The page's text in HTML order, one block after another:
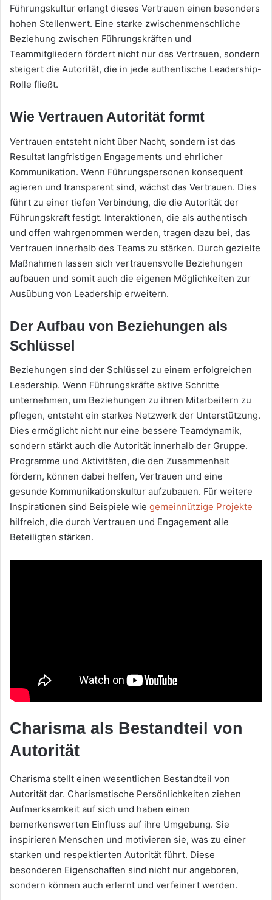
Führungskultur erlangt dieses Vertrauen einen besonders
hohen Stellenwert. Eine starke zwischenmenschliche
Beziehung zwischen Führungskräften und
Teammitgliedern fördert nicht nur das Vertrauen, sondern
steigert die Autorität, die in jede authentische Leadership-
Rolle fließt.
Wie Vertrauen Autorität formt
Vertrauen entsteht nicht über Nacht, sondern ist das
Resultat langfristigen Engagements und ehrlicher
Kommunikation. Wenn Führungspersonen konsequent
agieren und transparent sind, wächst das Vertrauen. Dies
führt zu einer tiefen Verbindung, die die Autorität der
Führungskraft festigt. Interaktionen, die als authentisch
und offen wahrgenommen werden, tragen dazu bei, das
Vertrauen innerhalb des Teams zu stärken. Durch gezielte
Maßnahmen lassen sich vertrauensvolle Beziehungen
aufbauen und somit auch die eigenen Möglichkeiten zur
Ausübung von Leadership erweitern.
Der Aufbau von Beziehungen als
Schlüssel
Beziehungen sind der Schlüssel zu einem erfolgreichen
Leadership. Wenn Führungskräfte aktive Schritte
unternehmen, um Beziehungen zu ihren Mitarbeitern zu
pflegen, entsteht ein starkes Netzwerk der Unterstützung.
Dies ermöglicht nicht nur eine bessere Teamdynamik,
sondern stärkt auch die Autorität innerhalb der Gruppe.
Programme und Aktivitäten, die den Zusammenhalt
fördern, können dabei helfen, Vertrauen und eine
gesunde Kommunikationskultur aufzubauen. Für weitere
Inspirationen sind Beispiele wie gemeinnützige Projekte
hilfreich, die durch Vertrauen und Engagement alle
Beteiligten stärken.
Charisma als Bestandteil von
Autorität
Charisma stellt einen wesentlichen Bestandteil von
Autorität dar. Charismatische Persönlichkeiten ziehen
Aufmerksamkeit auf sich und haben einen
bemerkenswerten Einfluss auf ihre Umgebung. Sie
inspirieren Menschen und motivieren sie, was zu einer
starken und respektierten Autorität führt. Diese
besonderen Eigenschaften sind nicht nur angeboren,
sondern können auch erlernt und verfeinert werden.